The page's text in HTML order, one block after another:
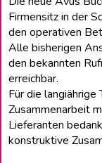
Firmensitz in der
den operativen
Alle bisherigen
den bekannten
erreichbar.
Für die
Zusammenarbeit
Lieferanten
konstruktive